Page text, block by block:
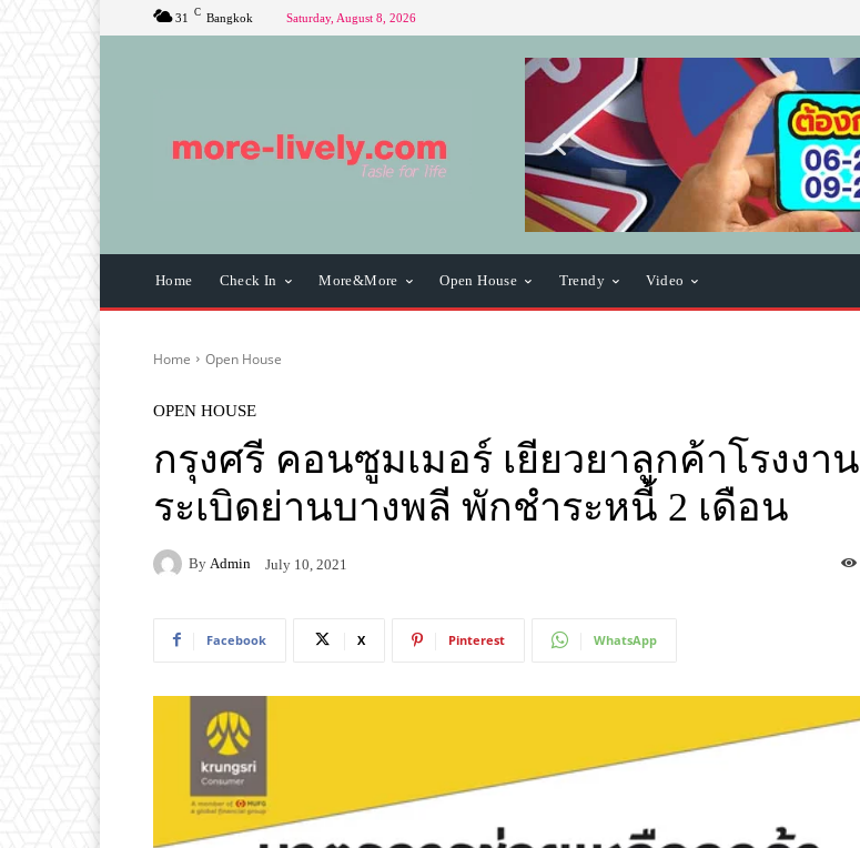
31 C Bangkok Saturday, August 8, 2026
Home Check In More&More Open House Trendy Video
Home Open House
OPEN HOUSE
กรุงศรี คอนซูมเมอร์ เยียวยาลูกค้าโรงงาน
ระเบิดย่านบางพลี พักชำระหนี้ 2 เดือน
By Admin July 10, 2021
Facebook X Pinterest WhatsApp